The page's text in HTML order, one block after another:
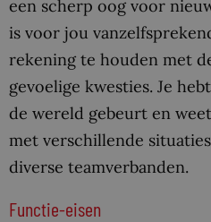
een scherp oog voor
is voor jou
rekening te houden met
gevoelige kwesties. Je
de wereld gebeurt en
met verschillende
diverse teamverbanden.
Functie-eisen